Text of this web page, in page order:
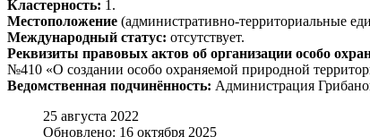
Кластерность: 1.
Местоположение (административно-территориальные
Международный статус: отсутствует.
Реквизиты правовых актов об организации особо
№410 «О создании особо охраняемой природной
Ведомственная подчинённость: Администрация
25 августа 2022
Обновлено: 16 октября 2025